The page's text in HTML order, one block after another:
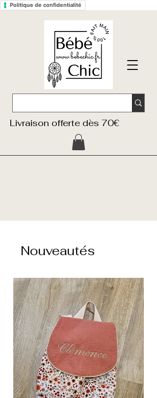
Politique de confidentialité
Livraison offerte dès 70€
Nouveautés